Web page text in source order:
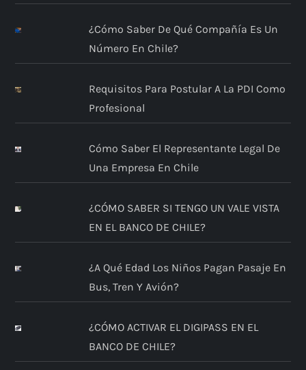
¿Cómo Saber De Qué Compañía Es Un
Número En Chile?
Requisitos Para Postular A La PDI Como
Profesional
Cómo Saber El Representante Legal De
Una Empresa En Chile
¿CÓMO SABER SI TENGO UN VALE VISTA
EN EL BANCO DE CHILE?
¿A Qué Edad Los Niños Pagan Pasaje En
Bus, Tren Y Avión?
¿CÓMO ACTIVAR EL DIGIPASS EN EL
BANCO DE CHILE?